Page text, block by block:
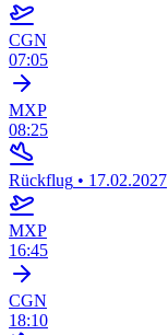
CGN
07:05
MXP
08:25
Rückflug • 17.02.2027
MXP
16:45
CGN
18:10